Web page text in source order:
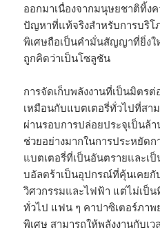
ออกมาเนื่องจากมนุษยชาติทิ้ง
ปัญหาที่แท้จริงสำหรับการบริโ
พิเศษถือเป็นคำมั่นสัญญาที่ยิ่ง
ถูกคิดว่าเป็นโซลูชัน
การจัดเก็บพลังงานที่เป็นมิตร
เหมือนกับแบตเตอรี่ทั่วไปที่สา
ผ่านรอบการปล่อยประจุเป็นล้
ช่วยอย่างมากในการประหยัดก
แบตเตอรี่ที่เป็นอันตรายและเ
บอัลตร้าเป็นอุปกรณ์ที่คุ้นเคยกั
วิศวกรรมและไฟฟ้า แต่ไม่เป็
ทั่วไป แฟน ๆ คาปาซิเตอร์ภา
พิเศษ สามารถให้พลังงานกับเว